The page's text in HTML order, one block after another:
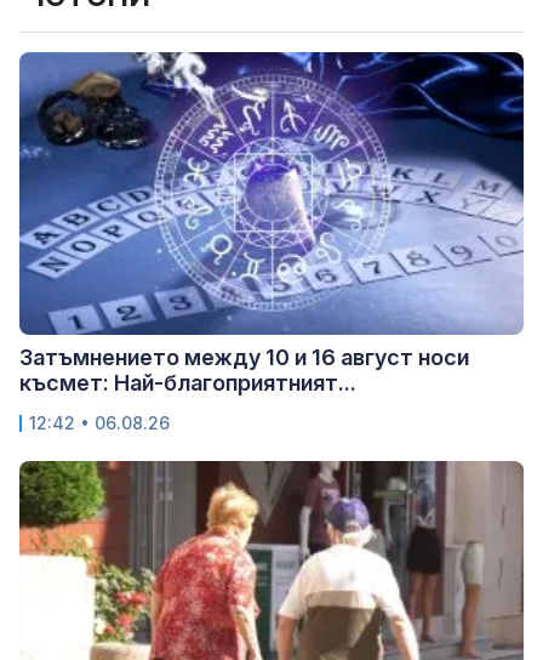
Затъмнението между 10 и 16 август носи
късмет: Най-благоприятният...
12:42 • 06.08.26